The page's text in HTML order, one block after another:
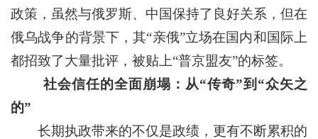
政策，虽然与俄罗斯、中国保持了良好关系，但在
俄乌战争的背景下，其“亲俄”立场在国内和国际上
都招致了大量批评，被贴上“普京盟友”的标签。
社会信任的全面崩塌：从“传奇”到“众矢之
的”
长期执政带来的不仅是政绩，更有不断累积的